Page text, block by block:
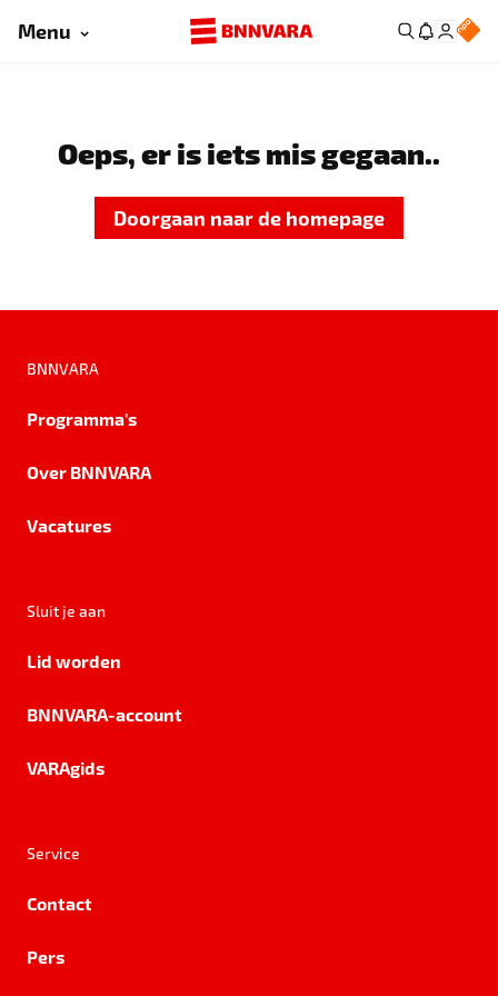
Menu
Oeps, er is iets mis gegaan..
Doorgaan naar de homepage
BNNVARA
Programma's
Over BNNVARA
Vacatures
Sluit je aan
Lid worden
BNNVARA-account
VARAgids
Service
Contact
Pers